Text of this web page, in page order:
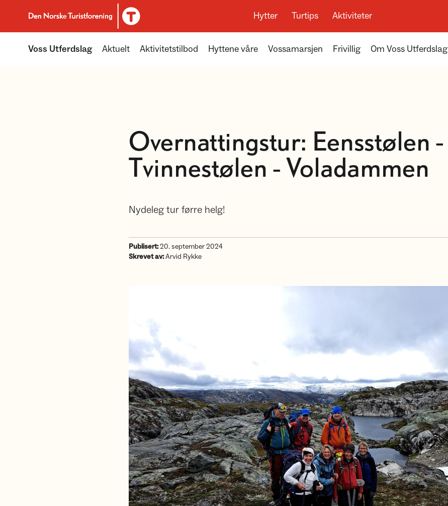
Til DNT.no forside
Hytter Turtips Aktiviteter
Voss Utferdslag Aktuelt Aktivitetstilbod Hyttene våre Vossamarsjen Frivillig Om Voss Utferdslag
Overnattingstur: Eensstølen -
Tvinnestølen - Voladammen
Nydeleg tur førre helg!
Publisert:20. september 2024
Skrevet av:Arvid Rykke